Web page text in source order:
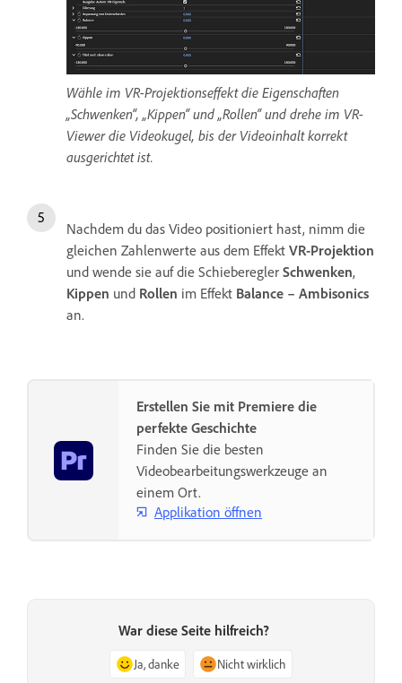
Wähle im VR-Projektionseffekt die Eigenschaften
„Schwenken“, „Kippen“ und „Rollen“ und drehe im VR-
Viewer die Videokugel, bis der Videoinhalt korrekt
ausgerichtet ist.
Nachdem du das Video positioniert hast, nimm die
gleichen Zahlenwerte aus dem Effekt VR-Projektion
und wende sie auf die Schieberegler Schwenken,
Kippen und Rollen im Effekt Balance – Ambisonics
an.
Erstellen Sie mit Premiere die
perfekte Geschichte
Finden Sie die besten
Videobearbeitungswerkzeuge an
einem Ort.
Applikation öffnen
War diese Seite hilfreich?
Ja, danke Nicht wirklich